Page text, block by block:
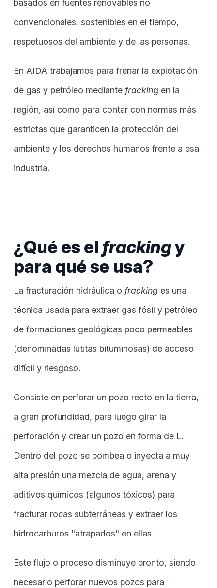
basados en fuentes renovables no
convencionales, sostenibles en el tiempo,
respetuosos del ambiente y de las personas.
En AIDA trabajamos para frenar la explotación
de gas y petróleo mediante fracking en la
región, así como para contar con normas más
estrictas que garanticen la protección del
ambiente y los derechos humanos frente a esa
industria.
¿Qué es el frackingy
para qué se usa?
La fracturación hidráulica o fracking es una
técnica usada para extraer gas fósil y petróleo
de formaciones geológicas poco permeables
(denominadas lutitas bituminosas) de acceso
difícil y riesgoso.
Consiste en perforar un pozo recto en la tierra,
a gran profundidad, para luego girar la
perforación y crear un pozo en forma de L.
Dentro del pozo se bombea o inyecta a muy
alta presión una mezcla de agua, arena y
aditivos químicos (algunos tóxicos) para
fracturar rocas subterráneas y extraer los
hidrocarburos "atrapados" en ellas.
Este flujo o proceso disminuye pronto, siendo
necesario perforar nuevos pozos para